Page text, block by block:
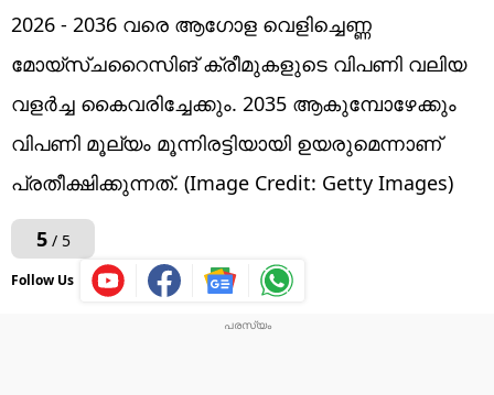
2026 - 2036 വരെ ആഗോള വെളിച്ചെണ്ണ
മോയ്‌സ്ചറൈസിങ് ക്രീമുകളുടെ വിപണി വലിയ
വളർച്ച കൈവരിച്ചേക്കും. 2035 ആകുമ്പോഴേക്കും
വിപണി മൂല്യം മൂന്നിരട്ടിയായി ഉയരുമെന്നാണ്
പ്രതീക്ഷിക്കുന്നത്. (Image Credit: Getty Images)
5/ 5
Follow Us